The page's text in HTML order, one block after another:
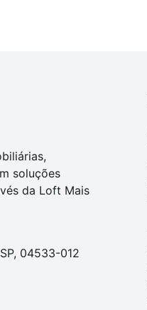
soluções
da Loft Mais
04533-012